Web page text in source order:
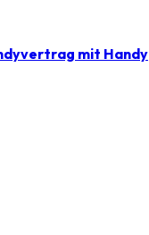
mit Handy